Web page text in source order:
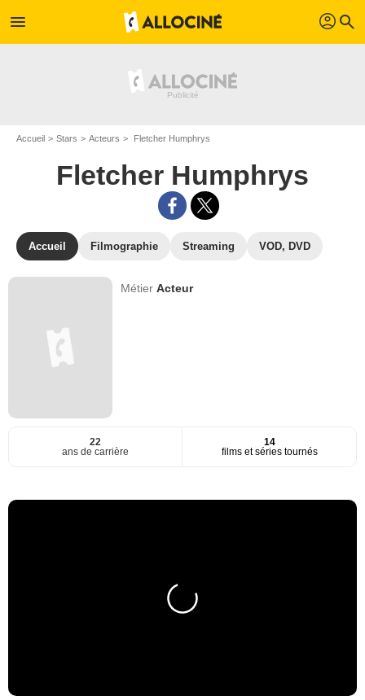
menu profil search
Accueil Stars Acteurs Fletcher Humphrys
Fletcher Humphrys
Accueil Filmographie Streaming VOD, DVD
MétierActeur
22
ans de carrière
14
films et séries tournés